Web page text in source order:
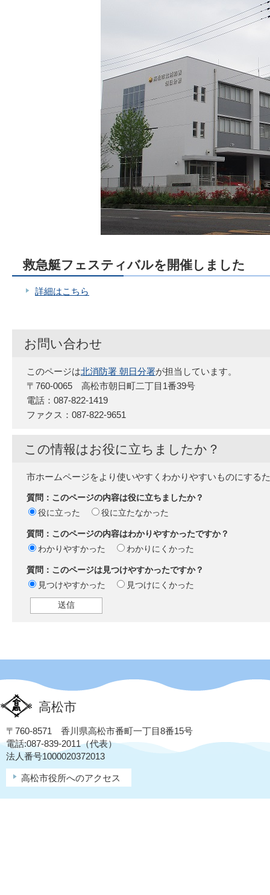
救急艇フェスティバルを開催しました
詳細はこちら
お問い合わせ
このページは北消防署 朝日分署が担当しています。
〒760-0065 高松市朝日町二丁目1番39号
電話：087-822-1419
ファクス：087-822-9651
この情報はお役に立ちましたか？
市ホームページをより使いやすくわかりやすいものにする
質問：このページの内容は役に立ちましたか？
役に立った
役に立たなかった
質問：このページの内容はわかりやすかったですか？
わかりやすかった
わかりにくかった
質問：このページは見つけやすかったですか？
見つけやすかった
見つけにくかった
高松市
〒760-8571 香川県高松市番町一丁目8番15号
電話:087-839-2011（代表）
法人番号1000020372013
高松市役所へのアクセス